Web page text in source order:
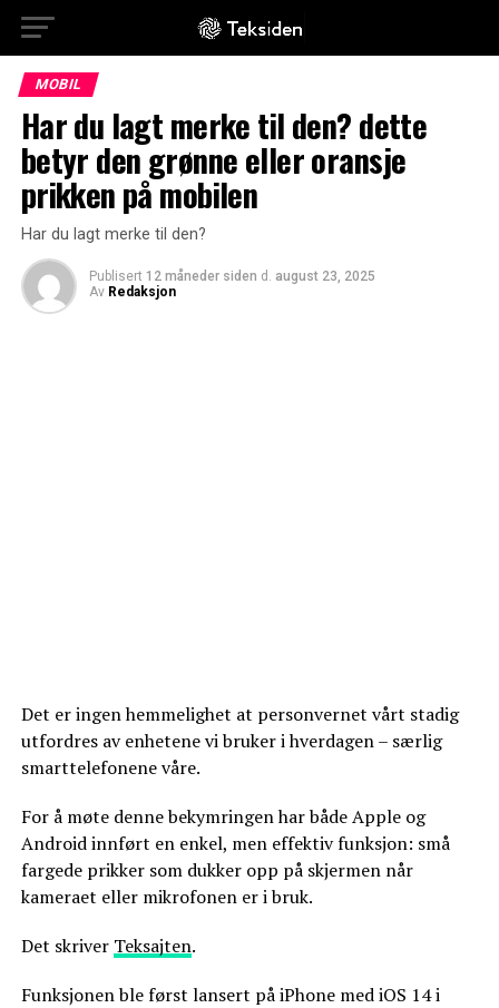
MOBIL
Har du lagt merke til den? dette
betyr den grønne eller oransje
prikken på mobilen
Har du lagt merke til den?
Publisert 12 måneder siden d. august 23, 2025
Av Redaksjon
Det er ingen hemmelighet at personvernet vårt stadig
utfordres av enhetene vi bruker i hverdagen – særlig
smarttelefonene våre.
For å møte denne bekymringen har både Apple og
Android innført en enkel, men effektiv funksjon: små
fargede prikker som dukker opp på skjermen når
kameraet eller mikrofonen er i bruk.
Det skriver Teksajten.
Funksjonen ble først lansert på iPhone med iOS 14 i